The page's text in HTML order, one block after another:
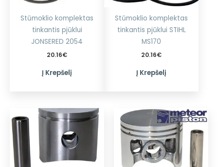
Stūmoklio komplektas
tinkantis pjūklui
JONSERED 2054
20.16€
Į Krepšelį
Stūmoklio komplektas
tinkantis pjūklui STIHL
MS170
20.16€
Į Krepšelį